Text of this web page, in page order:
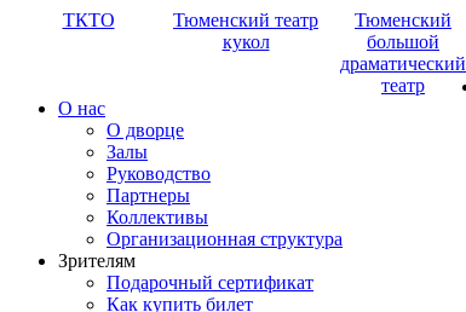
ТКТО
Тюменский театр
кукол
Тюменский
большой
драматический
театр
О нас
О дворце
Залы
Руководство
Партнеры
Коллективы
Организационная структура
Зрителям
Подарочный сертификат
Как купить билет